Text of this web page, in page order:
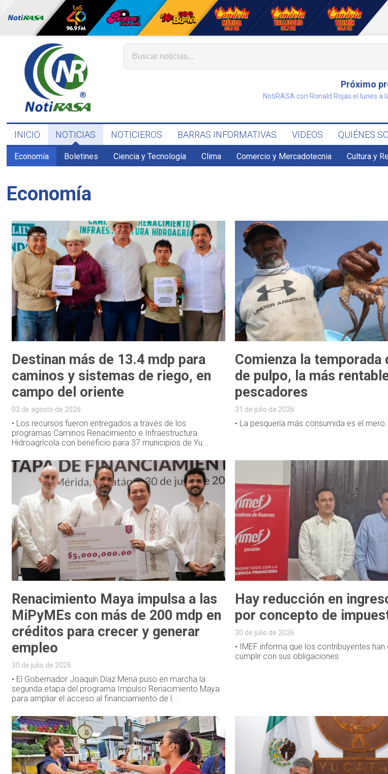
Próximo
NotiRASA con Ronald Rojas el lunes a
INICIO NOTICIAS NOTICIEROS BARRAS INFORMATIVAS VIDEOS QUIÉNES
Economía Boletines Ciencia y Tecnología Clima Comercio y Mercadotecnia Cultura y
Economía
Destinan más de 13.4 mdp para
caminos y sistemas de riego, en
campo del oriente
03 de agosto de 2026
• Los recursos fueron entregados a través de los
programas Caminos Renacimiento e Infraestructura
Hidroagrícola con beneficio para 37 municipios de Yu...
Comienza la temporada
de pulpo, la más
pescadores
31 de julio de 2026
• La pesquería más consumida es el mero.
Renacimiento Maya impulsa a las
MiPyMEs con más de 200 mdp en
créditos para crecer y generar
empleo
30 de julio de 2026
• El Gobernador Joaquín Díaz Mena puso en marcha la
segunda etapa del programa Impulso Renacimiento Maya
para ampliar el acceso al financiamiento de l...
Hay reducción en
por concepto de
30 de julio de 2026
• IMEF informa que los contribuyentes
cumplir con sus obligaciones.